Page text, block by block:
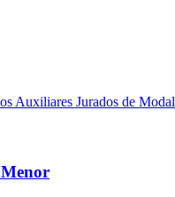
Auxiliares Jurados de